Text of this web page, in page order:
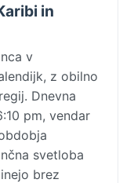
in
v
z obilno
Dnevna
pm, vendar
svetloba
brez